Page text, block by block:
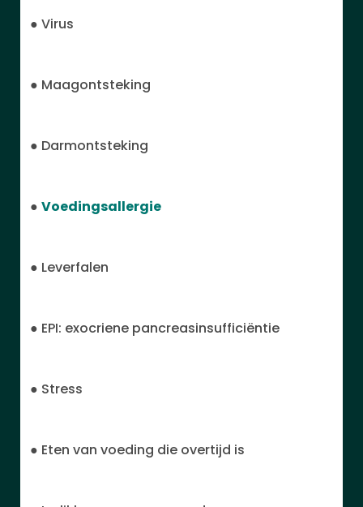
● Virus
● Maagontsteking
● Darmontsteking
● Voedingsallergie
● Leverfalen
● EPI: exocriene pancreasinsufficiëntie
● Stress
● Eten van voeding die overtijd is